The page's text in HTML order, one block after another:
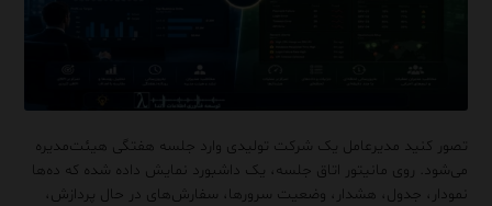
تصور کنید مدیرعامل یک شرکت تولیدی وارد جلسه هفتگی هیئت‌مدیره
می‌شود. روی مانیتور اتاق جلسه، یک داشبورد نمایش داده شده که ده‌ها
نمودار، جدول، هشدار، وضعیت سرورها، سفارش‌های در حال پردازش،